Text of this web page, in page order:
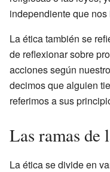
independiente que
La ética también se
de reflexionar sobre
acciones según
decimos que alguien
referimos a sus
Las ramas de
La ética se divide en